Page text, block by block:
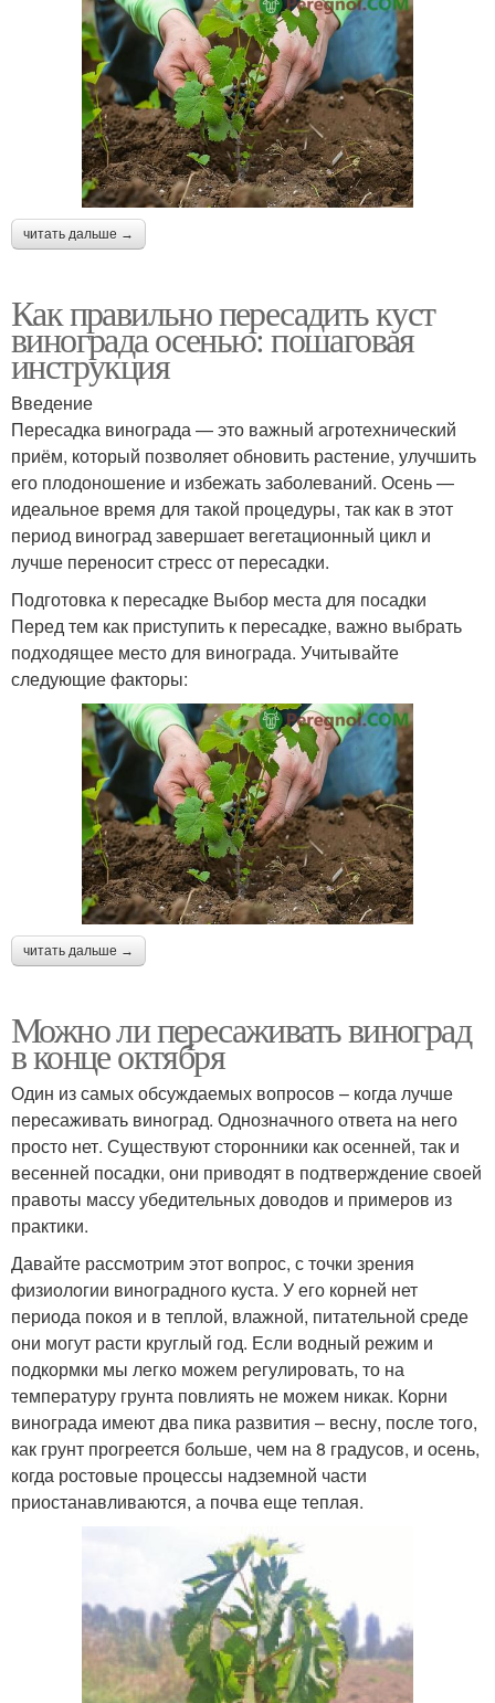
читать дальше →
Как правильно пересадить куст
винограда осенью: пошаговая
инструкция
Введение
Пересадка винограда — это важный агротехнический
приём, который позволяет обновить растение, улучшить
его плодоношение и избежать заболеваний. Осень —
идеальное время для такой процедуры, так как в этот
период виноград завершает вегетационный цикл и
лучше переносит стресс от пересадки.
Подготовка к пересадке Выбор места для посадки
Перед тем как приступить к пересадке, важно выбрать
подходящее место для винограда. Учитывайте
следующие факторы:
читать дальше →
Можно ли пересаживать виноград
в конце октября
Один из самых обсуждаемых вопросов – когда лучше
пересаживать виноград. Однозначного ответа на него
просто нет. Существуют сторонники как осенней, так и
весенней посадки, они приводят в подтверждение своей
правоты массу убедительных доводов и примеров из
практики.
Давайте рассмотрим этот вопрос, с точки зрения
физиологии виноградного куста. У его корней нет
периода покоя и в теплой, влажной, питательной среде
они могут расти круглый год. Если водный режим и
подкормки мы легко можем регулировать, то на
температуру грунта повлиять не можем никак. Корни
винограда имеют два пика развития – весну, после того,
как грунт прогреется больше, чем на 8 градусов, и осень,
когда ростовые процессы надземной части
приостанавливаются, а почва еще теплая.